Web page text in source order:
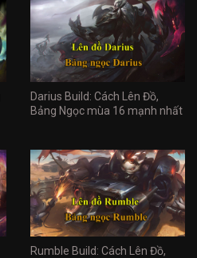
Darius Build: Cách Lên Đồ,
Bảng Ngọc mùa 16 mạnh nhất
Rumble Build: Cách Lên Đồ,